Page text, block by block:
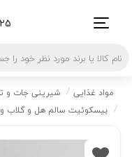
مواد غذایی شیرینی جات و
بیسکوئیت سالم هل و گلاب وجیتو